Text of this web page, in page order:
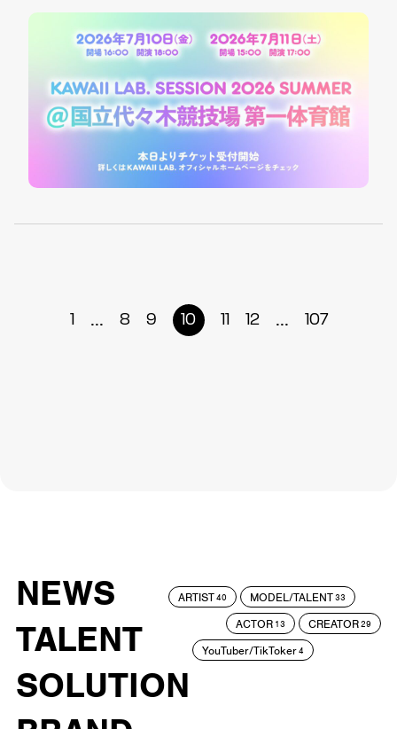
1 ... 8 9 10 11 12 ... 107
NEWS
TALENT
SOLUTION
ARTIST40 MODEL/TALENT33
ACTOR 13 CREATOR29
YouTuber/TikToker4